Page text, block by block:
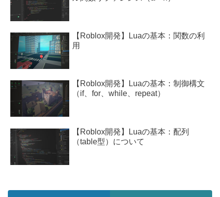
【Roblox開発】Luaの基本：関数の利
用
【Roblox開発】Luaの基本：制御構文
（if、for、while、repeat）
【Roblox開発】Luaの基本：配列
（table型）について